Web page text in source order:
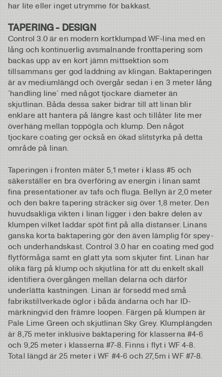
har lite eller inget utrymme för bakkast.
TAPERING - DESIGN
Control 3.0 är en modern kortklumpad WF-lina med en
lång och kontinuerlig avsmalnande fronttapering som
backas upp av en kort jämn mittsektion som
tillsammans ger god laddning av klingan. Baktaperingen
är av mediumlängd och övergår sedan i en 3 meter lång
´handling line´ med något tjockare diameter än
skjutlinan. Båda dessa saker bidrar till att linan blir
enklare att hantera på längre kast och tillåter lite mer
överhäng mellan toppögla och klump. Den något
tjockare coating ger också en ökad slitstyrka på detta
område på linan.
Taperingen i fronten mäter 5,1 meter i klass #5 och
säkerställer en bra överföring av energin i linan samt
fina presentationer av tafs och fluga. Bellyn är 2,0 meter
och den bakre tapering sträcker sig över 1,8 meter. Den
huvudsakliga vikten i linan ligger i den bakre delen av
klumpen vilket laddar spöt fint på alla distanser. Linans
ganska korta baktapering gör den även lämplig för spey-
och underhandskast. Control 3.0 har en coating med god
flytförmåga samt en glatt yta som skjuter fint. Linan har
olika färg på klump och skjutlina för att du enkelt skall
identifiera övergången mellan delarna och därför
underlätta kastningen. Linan är försedd med små
fabrikstillverkade öglor i båda ändarna och har ID-
märkningvid den främre loopen. Färgen på klumpen är
Pale Lime Green och skjutlinan Sky Grey. Klumplängden
är 8,75 meter inklusive baktapering för klasserna #4-6
och 9,25 meter i klasserna #7-8. Finns i flyt i WF 4-8.
Total längd är 25 meter i WF #4-6 och 27,5m i WF #7-8.